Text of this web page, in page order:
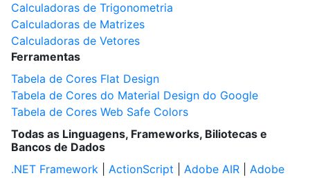
Calculadoras de Trigonometria
Calculadoras de Matrizes
Calculadoras de Vetores
Ferramentas
Tabela de Cores Flat Design
Tabela de Cores do Material Design do Google
Tabela de Cores Web Safe Colors
Todas as Linguagens, Frameworks, Biliotecas e
Bancos de Dados
.NET Framework
ActionScript Adobe AIR
Adobe